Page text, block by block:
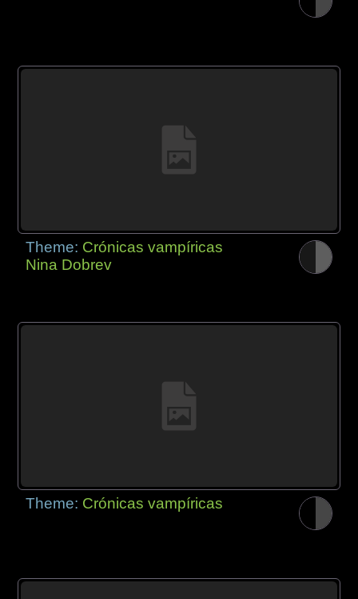
Theme: Crónicas vampíricas
Nina Dobrev
Theme: Crónicas vampíricas